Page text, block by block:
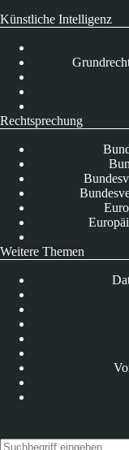
Künstliche Intelligenz
Rechtsprechung
Weitere Themen